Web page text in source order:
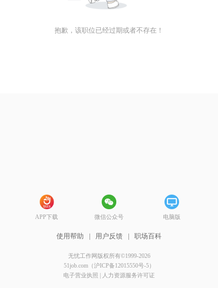
抱歉，该职位已经过期或者不存在！
APP下载 微信公众号 电脑版
使用帮助 用户反馈 职场百科
无忧工作网版权所有©1999-2026
51job.com（沪ICP备12015550号-5）
电子营业执照
人力资源服务许可证